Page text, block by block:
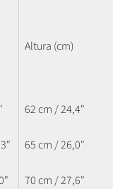
Altura (cm)
62 cm / 24,4"
65 cm / 26,0"
70 cm / 27,6"